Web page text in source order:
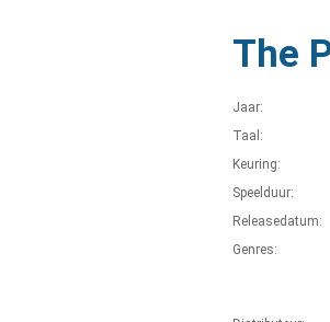
The
Jaar:
Taal:
Keuring:
Speelduur:
Releasedatum:
Genres: